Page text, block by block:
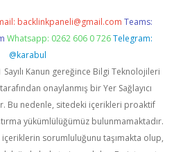
backlinkpaneli@gmail.com Teams:
Whatsapp: 0262 606 0 726 Telegram:
@karabul
Sayılı Kanun gereğince Bilgi Teknolojileri
onaylanmış bir Yer Sağlayıcı
Bu nedenle, sitedeki içerikleri proaktif
yükümlülüğümüz bulunmamaktadır.
içeriklerin sorumluluğunu taşımakta olup,